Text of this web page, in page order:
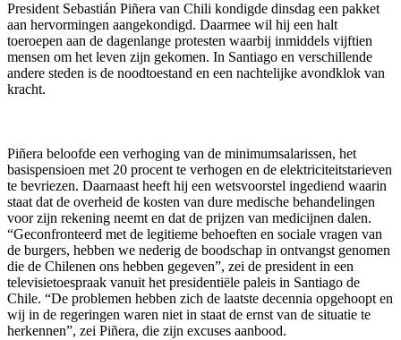
President Sebastián Piñera van Chili kondigde dinsdag een pakket
aan hervormingen aangekondigd. Daarmee wil hij een halt
toeroepen aan de dagenlange protesten waarbij inmiddels vijftien
mensen om het leven zijn gekomen. In Santiago en verschillende
andere steden is de noodtoestand en een nachtelijke avondklok van
kracht.
Piñera beloofde een verhoging van de minimumsalarissen, het
basispensioen met 20 procent te verhogen en de elektriciteitstarieven
te bevriezen. Daarnaast heeft hij een wetsvoorstel ingediend waarin
staat dat de overheid de kosten van dure medische behandelingen
voor zijn rekening neemt en dat de prijzen van medicijnen dalen.
“Geconfronteerd met de legitieme behoeften en sociale vragen van
de burgers, hebben we nederig de boodschap in ontvangst genomen
die de Chilenen ons hebben gegeven”, zei de president in een
televisietoespraak vanuit het presidentiële paleis in Santiago de
Chile. “De problemen hebben zich de laatste decennia opgehoopt en
wij in de regeringen waren niet in staat de ernst van de situatie te
herkennen”, zei Piñera, die zijn excuses aanbood.